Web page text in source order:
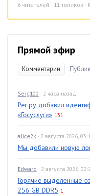
6 читателей · 11 топиков ·
Прямой эфир
Комментарии
Serg100 · 2 часа назад
Рег.ру добавил
«Госуслуги» 131
alice2k · 2 августа 2026,
Мы добавили новую
Edward · 2 августа 2026,
Горячие выделенные
256 GB DDR5 1